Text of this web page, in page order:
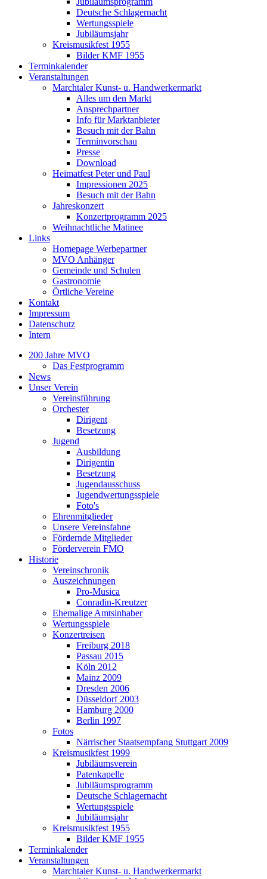
Deutsche Schlagernacht
Wertungsspiele
Jubiläumsjahr
Kreismusikfest 1955
Bilder KMF 1955
Terminkalender
Veranstaltungen
Marchtaler Kunst- u. Handwerkermarkt
Alles um den Markt
Ansprechpartner
Info für Marktanbieter
Besuch mit der Bahn
Terminvorschau
Presse
Download
Heimatfest Peter und Paul
Impressionen 2025
Besuch mit der Bahn
Jahreskonzert
Konzertprogramm 2025
Weihnachtliche Matinee
Links
Homepage Werbepartner
MVO Anhänger
Gemeinde und Schulen
Gastronomie
Örtliche Vereine
Kontakt
Impressum
Datenschutz
Intern
200 Jahre MVO
Das Festprogramm
News
Unser Verein
Vereinsführung
Orchester
Dirigent
Besetzung
Jugend
Ausbildung
Dirigentin
Besetzung
Jugendausschuss
Jugendwertungsspiele
Foto's
Ehrenmitglieder
Unsere Vereinsfahne
Fördernde Mitglieder
Förderverein FMO
Historie
Vereinschronik
Auszeichnungen
Pro-Musica
Conradin-Kreutzer
Ehemalige Amtsinhaber
Wertungsspiele
Konzertreisen
Freiburg 2018
Passau 2015
Köln 2012
Mainz 2009
Dresden 2006
Düsseldorf 2003
Hamburg 2000
Berlin 1997
Fotos
Närrischer Staatsempfang Stuttgart 2009
Kreismusikfest 1999
Jubiläumsverein
Patenkapelle
Jubiläumsprogramm
Deutsche Schlagernacht
Wertungsspiele
Jubiläumsjahr
Kreismusikfest 1955
Bilder KMF 1955
Terminkalender
Veranstaltungen
Marchtaler Kunst- u. Handwerkermarkt